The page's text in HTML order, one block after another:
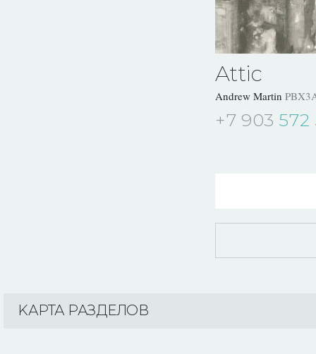
Attic
Andrew Martin
+7 903 572
KАРТА РАЗДЕЛОВ